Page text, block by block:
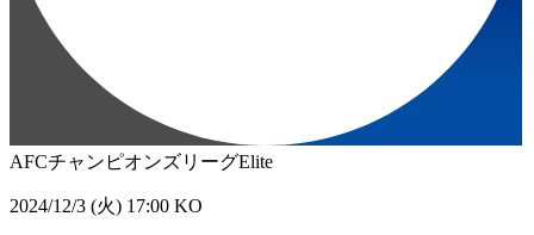
AFCチャンピオンズリーグElite
2024/12/3 (火) 17:00 KO